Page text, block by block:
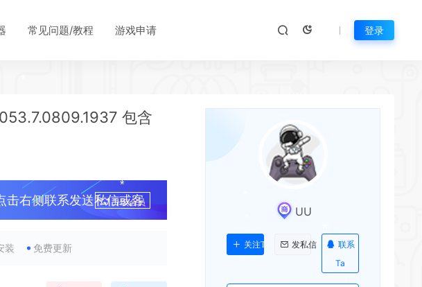
常见问题/教程 游戏申请 登录
包含
击右侧联系发送私信或客
升级会员
装 免费更新
UU
关注Ta 发私信
联系
Ta
*
*